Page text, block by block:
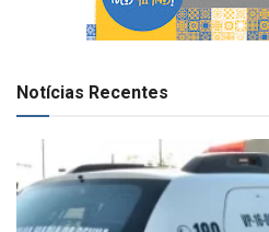
Notícias Recentes